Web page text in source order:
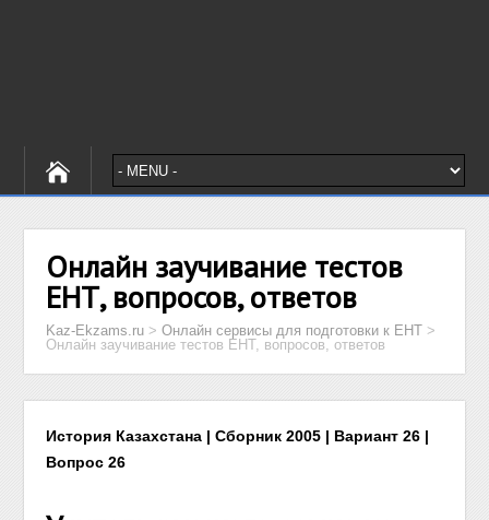
Онлайн заучивание тестов
ЕНТ, вопросов, ответов
Kaz-Ekzams.ru >Онлайн сервисы для подготовки к ЕНТ >
Онлайн заучивание тестов ЕНТ, вопросов, ответов
История Казахстана | Сборник 2005 | Вариант 26 |
Вопрос 26